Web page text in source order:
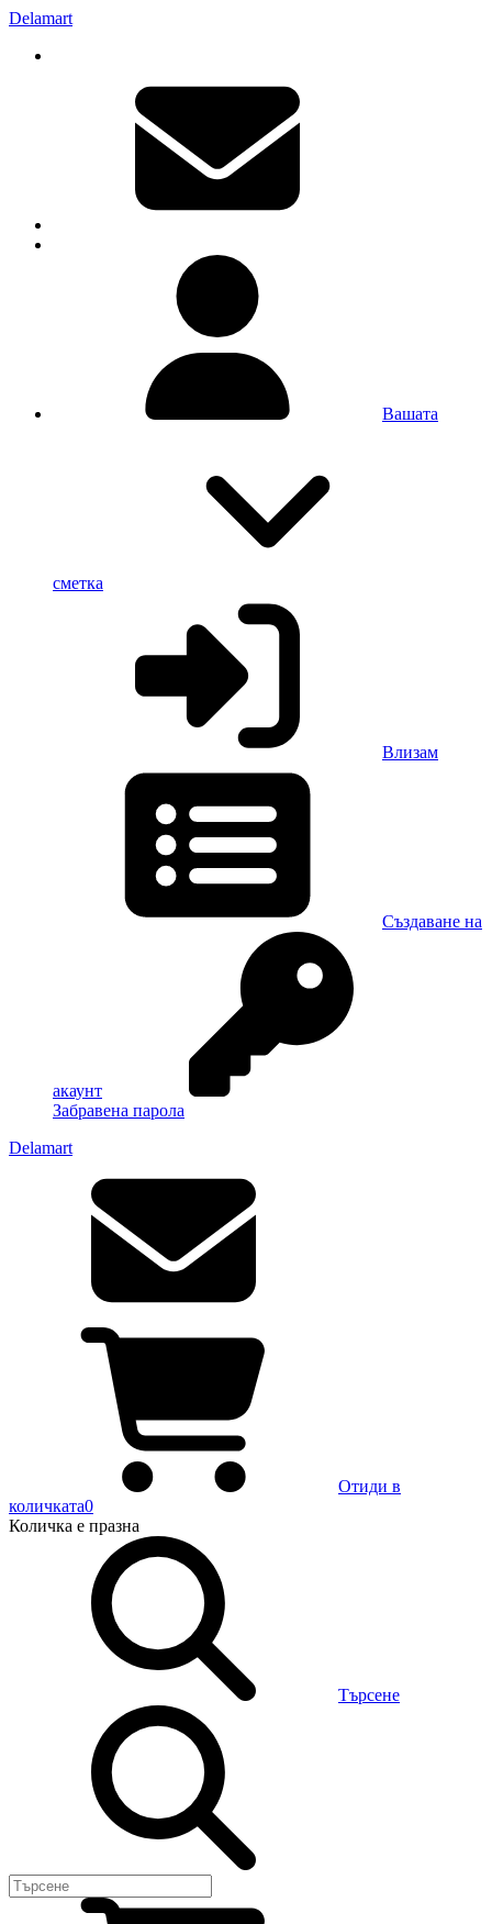
Delamart
Вашата
сметка
Влизам
Създаване на
акаунт
Забравена парола
Delamart
Отиди в
количката0
Количка е празна
Търсене